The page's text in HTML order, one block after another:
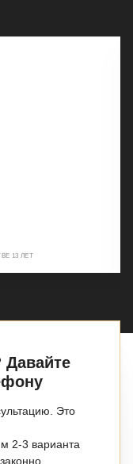
13 ЛЕТ
Это
2-3 варианта